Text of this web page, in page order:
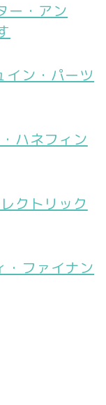
ー・アン
ン・パーツ
ハネフィン
クトリック
ファイナン